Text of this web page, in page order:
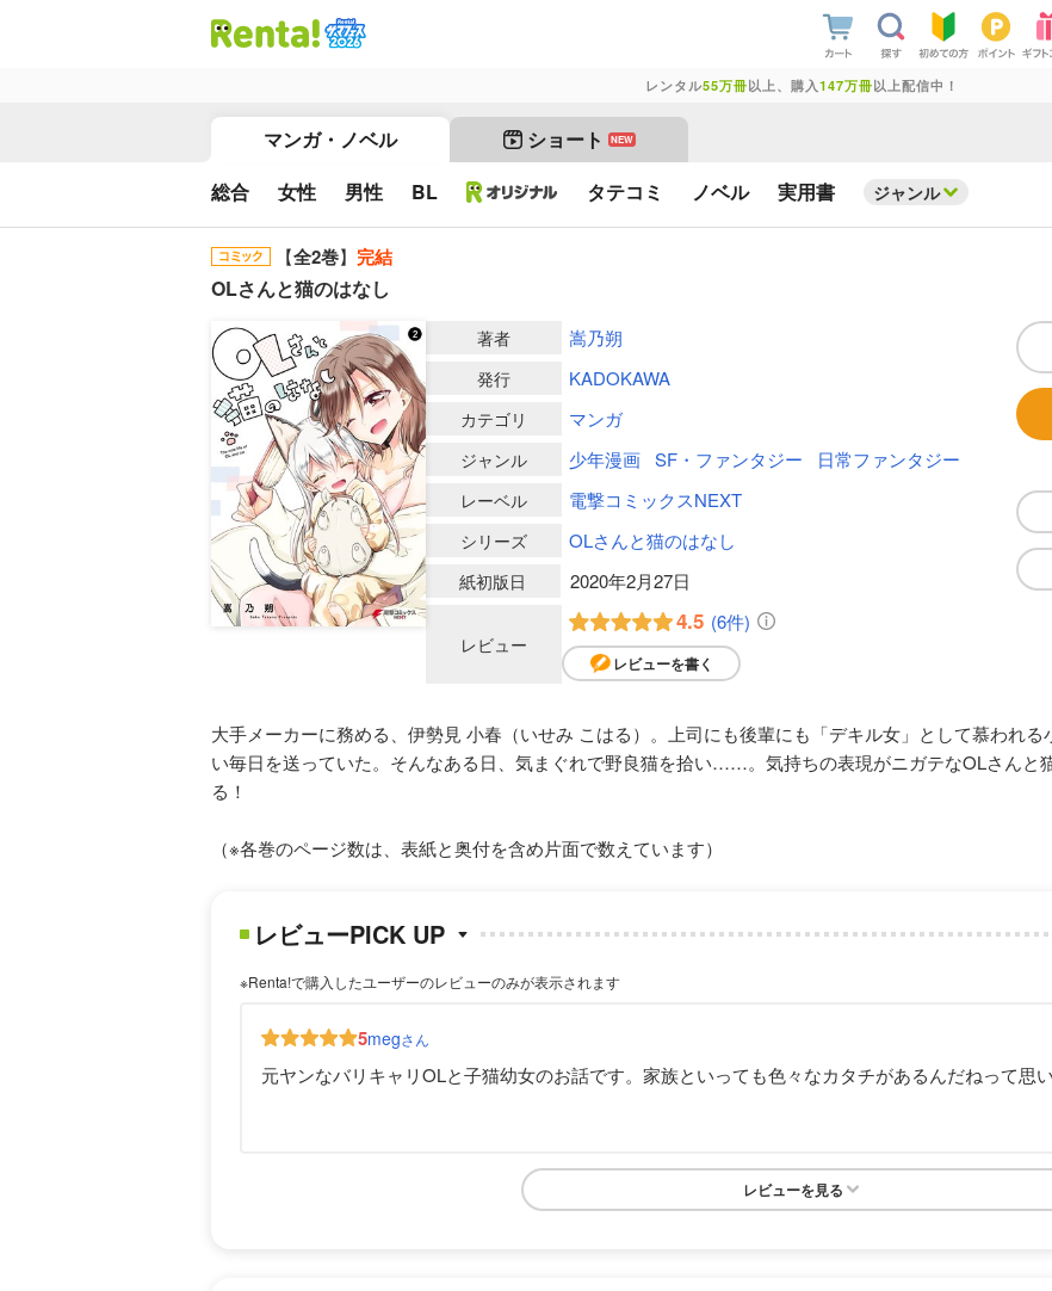
レンタル55万冊以上、購入 147万冊以上配信中！
マンガ・ノベル ショート NEW
総合 女性 男性 BL タテコミ ノベル 実用書 ジャンル
【全2巻】 完結
OLさんと猫のはなし
著者 嵩乃朔
発行 KADOKAWA
カテゴリ マンガ
ジャンル 少年漫画 SF・ファンタジー 日常ファンタジー
レーベル 電撃コミックスNEXT
シリーズ OLさんと猫のはなし
紙初版日 2020年2月27日
レビュー
4.5 (6件)
レビューを書く
大手メーカーに務める、伊勢見 小春（いせみ こはる）。上司にも後輩にも「デキル女」として慕われ
い毎日を送っていた。そんなある日、気まぐれで野良猫を拾い……。気持ちの表現がニガテなOLさんと
る！
（※各巻のページ数は、表紙と奥付を含め片面で数えています）
レビューPICK UP
※Renta!で購入したユーザーのレビューのみが表示されます
5megさん
元ヤンなバリキャリOLと子猫幼女のお話です。家族といっても色々なカタチがあるんだねって思い
レビューを見る